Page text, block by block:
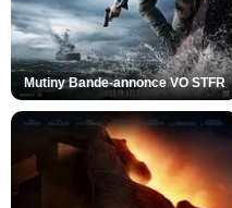
Mutiny Bande-annonce VO STFR